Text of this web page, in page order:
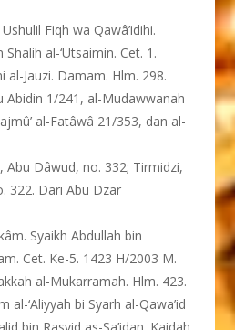
Fiqh wa Qawâ’idihi.
al-‘Utsaimin. Cet. 1.
al-Jauzi. Damam. Hlm. 298.
Abidin 1/241, al-Mudawwanah
al-Fatâwâ 21/353, dan al-
Abu Dâwud, no. 332; Tirmidzi,
322. Dari Abu Dzar
Syaikh Abdullah bin
Cet. Ke-5. 1423 H/2003 M.
al-Mukarramah. Hlm. 423.
al-‘Aliyyah bi Syarh al-Qawa’id